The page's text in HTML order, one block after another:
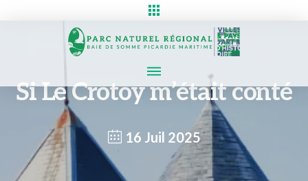
Si Le Crotoy m’était conté
16 Juil 2025